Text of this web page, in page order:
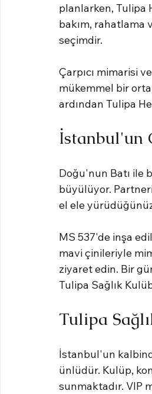
planlarken, Tulipa
bakım, rahatlama
seçimdir.
Çarpıcı mimarisi
mükemmel bir
ardından Tulipa
İstanbul'un
Doğu'nun Batı ile
büyülüyor.
el ele
MS 537'de inşa
mavi çinileriyle
ziyaret edin. Bir
Tulipa Sağlık
Tulipa
İstanbul'un
ünlüdür. Kulüp,
sunmaktadır. VIP